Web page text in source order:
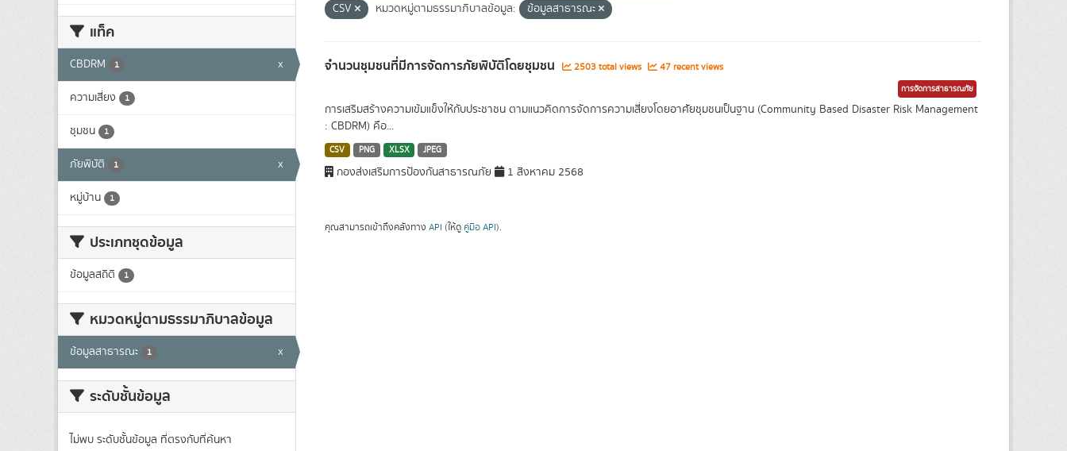
แท็ค
CBDRM 1 x
ความเสี่ยง 1
ชุมชน 1
ภัยพิบัติ 1 x
หมู่บ้าน 1
ประเภทชุดข้อมูล
ข้อมูลสถิติ 1
หมวดหมู่ตามธรรมาภิบาลข้อมูล
ข้อมูลสาธารณะ 1 x
ระดับชั้นข้อมูล
ไม่พบ ระดับชั้นข้อมูล ที่ตรงกับที่ค้นหา
CSV
หมวดหมู่ตามธรรมาภิบาลข้อมูล: ข้อมูลสาธารณะ
จำนวนชุมชนที่มีการจัดการภัยพิบัติโดยชุมชน 2503 total views 47 recent views
การจัดการสาธารณภัย
การเสริมสร้างความเข้มแข็งให้กับประชาชน ตามแนวคิดการจัดการความเสี่ยงโดยอาศัยชุมชนเป็นฐาน (Community Based Disaster Risk Management
: CBDRM) คือ...
CSV PNG XLSX JPEG
กองส่งเสริมการป้องกันสาธารณภัย 1 สิงหาคม 2568
คุณสามารถเข้าถึงคลังทาง API (ให้ดู คู่มือ API).